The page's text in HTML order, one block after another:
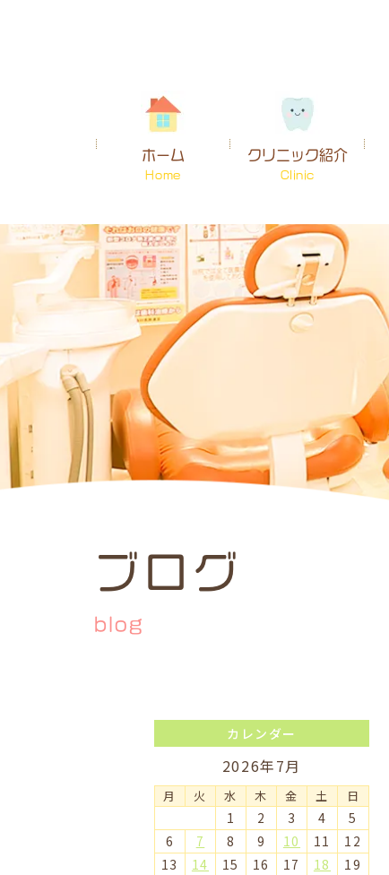
ホーム
Home
クリニック紹介
Clinic
ブログ
blog
カレンダー
2026年7月
月 火 水 木 金 土 日
1 2 3 4
5
6
7 8 9 10 11
12
13
14 15 16 17 18
19